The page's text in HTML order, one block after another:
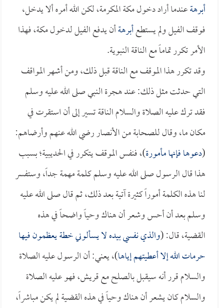
أبرهةعندما أراد دخول مكة المكرمة، لكن الله أمره ألا يدخل،
فوقف الفيل ولم يستطعأبرهةأن يدفع الفيل لدخول مكة، فهذا
الأمر تكرر تماماً مع الناقة النبوية.
وقد تكرر هذا الموقف مع الناقة قبل ذلك، ومن أشهر المواقف
التي حدثت مثل ذلك: عند هجرة النبي صلى الله عليه وسلم
فقد ترك عليه الصلاة والسلام الناقة تسير إلى أن استقرت في
مكان ما، وقال للصحابة من الأنصار رضي الله عنهم وأرضاهم:
(دعوها فإنها مأمورة)، فنفس الموقف يتكرر في الحديبية؛ بسبب
هذا قال الرسول صلى الله عليه وسلم كلمة مهمة جداً، وستفسر
لنا هذه الكلمة أموراً كثيرة آتية بعد ذلك، ثم قال صلى الله عليه
وسلم بعد أن أحس وشعر أن هناك وحياً واضحاً في هذه
القضية، قال: (والذي نفسي بيده لا يسألوني خطة يعظمون فيها
حرمات الله إلا أعطيتهم إياها)، يعني: أن الرسول عليه الصلاة
والسلام قرر أنه سيقبل بالصلح مع قريش، فهو عليه الصلاة
والسلام كان يشعر أن هناك وحياً في هذه القضية لم يكن مباشراً،